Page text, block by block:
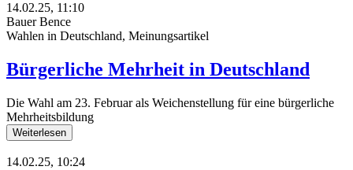
14.02.25, 11:10
Bauer Bence
Wahlen in Deutschland, Meinungsartikel
Bürgerliche Mehrheit in Deutschland
Die Wahl am 23. Februar als Weichenstellung für eine bürgerliche
Mehrheitsbildung
Weiterlesen
14.02.25, 10:24